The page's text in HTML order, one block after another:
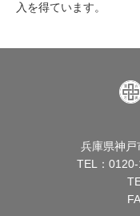
入を得ています。
兵庫県神
TEL： 0120-